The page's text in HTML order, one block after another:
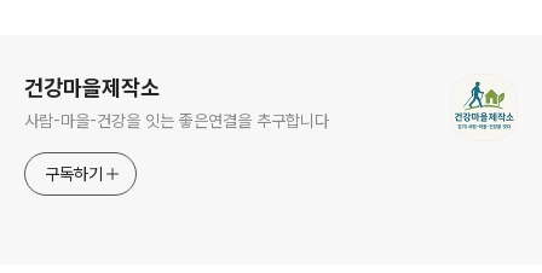
건강마을제작소
사람-마을-건강을 잇는 좋은연결을 추구합니다
구독하기